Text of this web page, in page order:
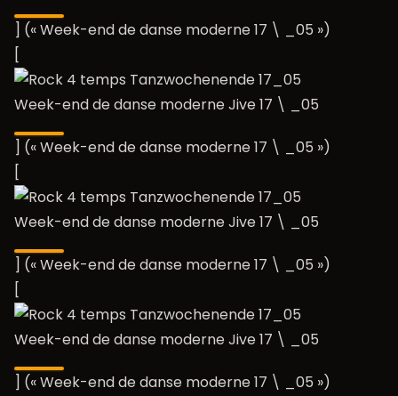
] (« Week-end de danse moderne 17 \ _05 »)
[
Week-end de danse moderne Jive 17 \ _05
] (« Week-end de danse moderne 17 \ _05 »)
[
Week-end de danse moderne Jive 17 \ _05
] (« Week-end de danse moderne 17 \ _05 »)
[
Week-end de danse moderne Jive 17 \ _05
] (« Week-end de danse moderne 17 \ _05 »)